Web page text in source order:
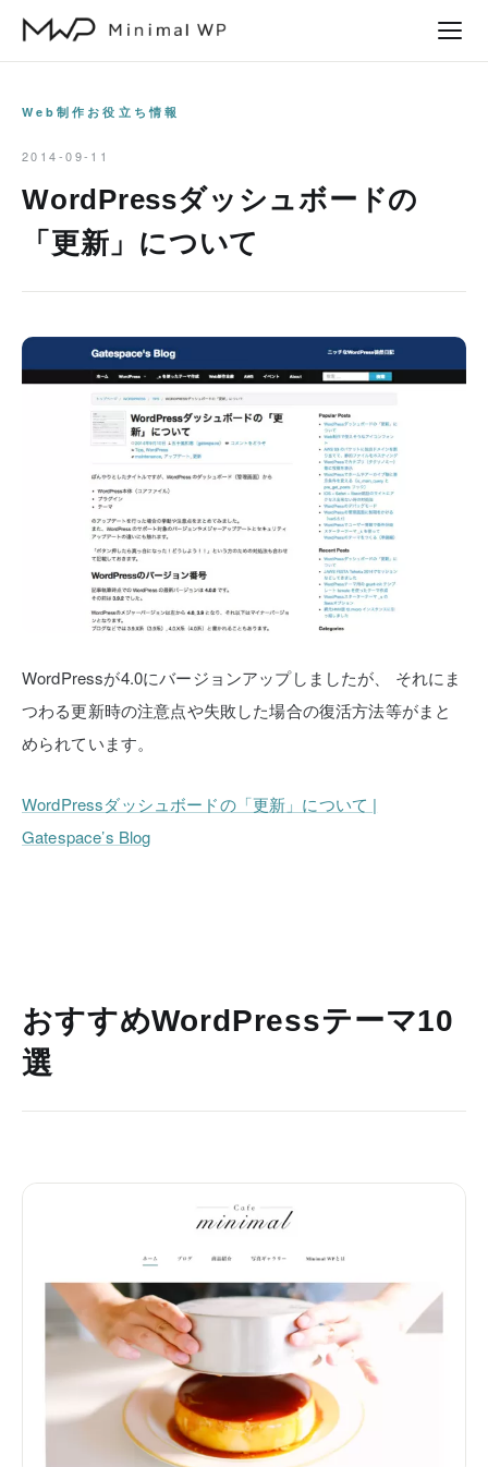
Web制作お役立ち情報
2014-09-11
WordPressダッシュボードの
「更新」について
WordPressが4.0にバージョンアップしましたが、
それにま
つわる更新時の注意点や失敗した場合の復活方法等がまと
められています。
WordPressダッシュボードの「更新」について |
Gatespace’s Blog
おすすめWordPressテーマ10
選